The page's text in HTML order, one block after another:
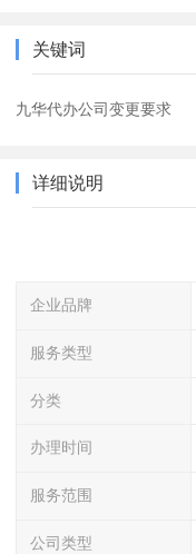
关键词
九华代办公司变更要求
详细说明
企业品牌
服务类型
分类
办理时间
服务范围
公司类型